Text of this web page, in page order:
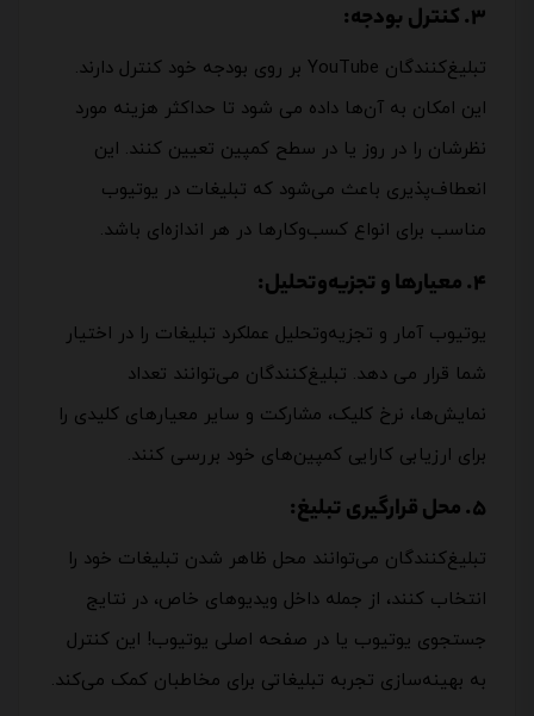
3. کنترل بودجه:
تبلیغ‌کنندگان YouTube بر روی بودجه خود کنترل دارند.
این امکان به آن‌ها داده می شود تا حداکثر هزینه مورد
نظرشان را در روز یا در سطح کمپین تعیین کنند. این
انعطاف‌پذیری باعث می‌شود که تبلیغات در یوتیوب
مناسب برای انواع کسب‌وکارها در هر اندازه‌ای باشد.
4. معیارها و تجزیه‌وتحلیل:
یوتیوب آمار و تجزیه‌وتحلیل عملکرد تبلیغات را در اختیار
شما قرار می دهد. تبلیغ‌کنندگان می‌توانند تعداد
نمایش‌ها، نرخ کلیک، مشارکت و سایر معیارهای کلیدی را
برای ارزیابی کارایی کمپین‌های خود بررسی کنند.
5. محل قرارگیری تبلیغ:
تبلیغ‌کنندگان می‌توانند محل ظاهر شدن تبلیغات خود را
انتخاب کنند، از جمله داخل ویدیوهای خاص، در نتایج
جستجوی یوتیوب یا در صفحه اصلی یوتیوب! این کنترل
به بهینه‌سازی تجربه تبلیغاتی برای مخاطبان کمک می‌کند.